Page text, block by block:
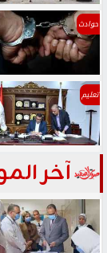
حوادث
تعليم
آخر